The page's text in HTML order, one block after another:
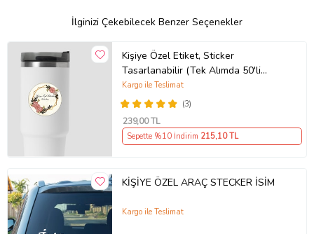
Transferin Üzerinden Desene Baskı Yaparak Stickerin Düzeye
Yapıştırdığınız Alandan Yavaşça Ve Dikkatlice Sıyırın.Transferi
Çekerken Parçaların Taşıyıcıdan Ayrılıp Belirlemiş Olduğunuz Alana
Yapıştığından Emin Olun.Artık Stickeriniz Kullanıma Hazır. Tebrikler
Ürün Kodu:kcm73127463
İlginizi Çekebilecek Benzer Seçenekler
Kişiye Özel Etiket, Sticker
Tasarlanabilir (Tek Alımda 50'li
Gönderim Yapılmaktadır)
(3)
Kargo ile Teslimat
239,00 TL
Sepette %10 İndirim 215,10 TL
KİŞİYE ÖZEL ARAÇ STECKER İSİM
Kargo ile Teslimat